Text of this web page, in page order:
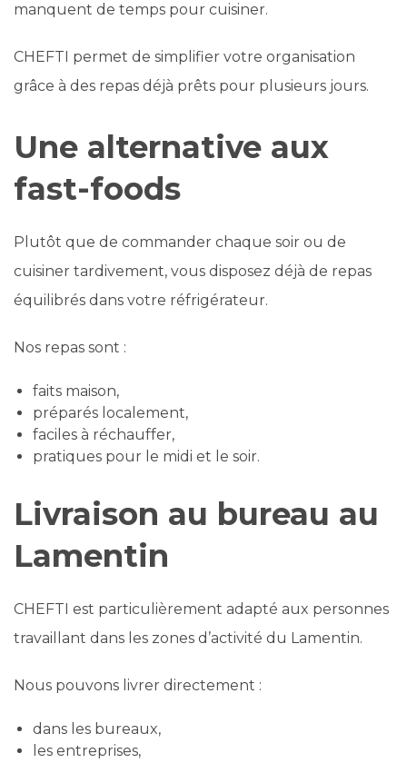
manquent de temps pour cuisiner.
CHEFTI permet de simplifier votre organisation
grâce à des repas déjà prêts pour plusieurs jours.
Une alternative aux
fast-foods
Plutôt que de commander chaque soir ou de
cuisiner tardivement, vous disposez déjà de repas
équilibrés dans votre réfrigérateur.
Nos repas sont :
faits maison,
préparés localement,
faciles à réchauffer,
pratiques pour le midi et le soir.
Livraison au bureau au
Lamentin
CHEFTI est particulièrement adapté aux personnes
travaillant dans les zones d’activité du Lamentin.
Nous pouvons livrer directement :
dans les bureaux,
les entreprises,